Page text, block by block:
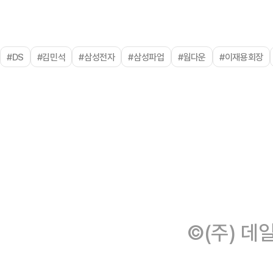
#DS #김민석 #삼성전자 #삼성파업 #웜다운 #이재용회장
©(주) 데